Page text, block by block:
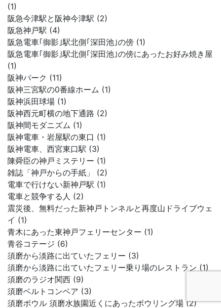
(1)
阪急今津駅と阪神今津駅 (2)
阪急神戸駅 (4)
阪急電車｢御影｣駅北側｢深田池｣の傍 (1)
阪急電車｢御影｣駅北側｢深田池｣の傍にあったお好み焼き屋
(1)
阪神パーク (11)
阪神三宮駅の0番線ホーム (1)
阪神浜田球場 (1)
阪神西元町横の地下通路 (2)
阪神間モダニズム (1)
阪神電車・岩屋駅の東口 (1)
阪神電車、西宮東口駅 (3)
陳舜臣の神戸ミステリー (1)
雑誌「神戸からの手紙」 (2)
電車で行けない新神戸駅 (1)
電車と競争する人 (2)
震災後、無料だった新神戸トンネルと再度山ドライブウェ
イ (1)
青木にあった東神戸フェリーセンター (1)
青谷コテージ (6)
須磨から淡路に出ていたフェリー (3)
須磨から淡路に出ていたフェリー乗り場のレストラン (1)
須磨のラジオ関西 (9)
須磨ベルトコンベア (3)
須磨ボウル 須磨水族園近くにあったボウリング場 (2)